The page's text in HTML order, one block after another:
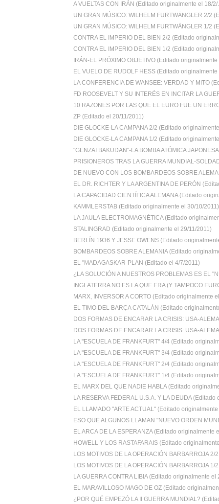
A VUELTAS CON IRÁN (Editado originalmente el 18/2/
UN GRAN MÚSICO: WILHELM FURTWÄNGLER 2/2
UN GRAN MÚSICO: WILHELM FURTWÄNGLER 1/2
CONTRA EL IMPERIO DEL BIEN 2/2 (Editado
CONTRA EL IMPERIO DEL BIEN 1/2 (Editado
IRÁN-EL PRÓXIMO OBJETIVO (Editado originalmente
EL VUELO DE RUDOLF HESS (Editado originalmente
LA CONFERENCIA DE WANSEE: VERDAD Y MITO
FD ROOSEVELT Y SU INTERÉS EN INCITAR LA
10 RAZONES POR LAS QUE EL EURO FUE UN
ZP (Editado el 20/11/2011)
DIE GLOCKE-LA CAMPANA 2/2 (Editado
DIE GLOCKE-LA CAMPANA 1/2 (Editado
"GENZAI BAKUDAN"-LA BOMBA ATÓMICA
PRISIONEROS TRAS LA GUERRA MUNDIAL-
DE NUEVO CON LOS BOMBARDEOS SOBRE
EL DR. RICHTER Y LA ARGENTINA DE PERÓN
LA CAPACIDAD CIENTÍFICA ALEMANA (Editado
KAMMLERSTAB (Editado originalmente el 30/10/2011)
LA JAULA ELECTROMAGNÉTICA (Editado
STALINGRAD (Editado originalmente el 29/11/2011)
BERLÍN 1936 Y JESSE OWENS (Editado
BOMBARDEOS SOBRE ALEMANIA (Editado
EL "MADAGASKAR-PLAN (Editado el 4/7/2011)
¿LA SOLUCIÓN A NUESTROS PROBLEMAS ES EL
INGLATERRA NO ES LA QUE ERA (Y TAMPOCO
MARX, INVERSOR A CORTO (Editado originalmente
EL TIMO DEL BARÇA CATALÁN (Editado
DOS FORMAS DE ENCARAR LA CRISIS: USA-
DOS FORMAS DE ENCARAR LA CRISIS: USA-
LA "ESCUELA DE FRANKFURT" 4/4 (Editado
LA "ESCUELA DE FRANKFURT" 3/4 (Editado
LA "ESCUELA DE FRANKFURT" 2/4 (Editado
LA "ESCUELA DE FRANKFURT" 1/4 (Editado
EL MARX DEL QUE NADIE HABLA (Editado
LA RESERVA FEDERAL U.S.A. Y LA DEUDA (Editado
EL LLAMADO "ARTE ACTUAL" (Editado originalmente
ESO QUE ALGUNOS LLAMAN "NUEVO ORDEN
EL ARCA DE LA ESPERANZA (Editado originalmente
HOWELL Y LOS RASTAFARAIS (Editado
LOS MOTIVOS DE LA OPERACIÓN BARBARROJA 2/
LOS MOTIVOS DE LA OPERACIÓN BARBARROJA 1/
LA GUERRA CONTRA LIBIA (Editado originalmente el
EL MARAVILLOSO MAGO DE OZ (Editado
¿POR QUÉ EMPEZÓ LA II GUERRA MUNDIAL?